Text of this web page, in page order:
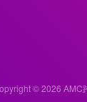
© 2026 AMC